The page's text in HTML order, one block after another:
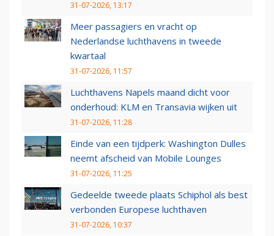
31-07-2026, 13:17
Meer passagiers en vracht op
Nederlandse luchthavens in tweede
kwartaal
31-07-2026, 11:57
Luchthavens Napels maand dicht voor
onderhoud: KLM en Transavia wijken uit
31-07-2026, 11:28
Einde van een tijdperk: Washington Dulles
neemt afscheid van Mobile Lounges
31-07-2026, 11:25
Gedeelde tweede plaats Schiphol als best
verbonden Europese luchthaven
31-07-2026, 10:37